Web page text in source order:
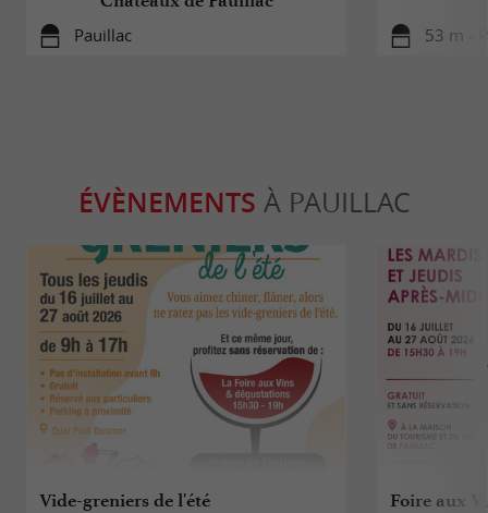
Pauillac 53 m -
ÉVÈNEMENTS À PAUILLAC
Vide-greniers de l'été Foire aux